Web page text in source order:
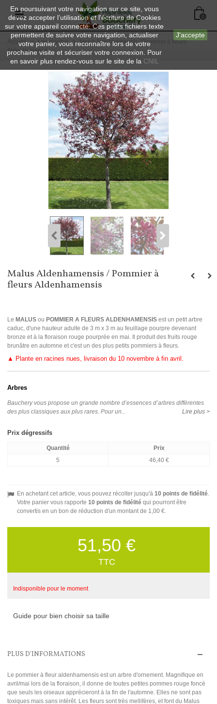
En poursuivant votre navigation sur ce site, vous
devez accepter l’utilisation et l'écriture de Cookies
sur votre appareil connecté. Ces petits fichiers texte
permettent de suivre votre navigation, actualiser
votre panier, vous reconnaître lors de votre
prochaine visite et sécuriser votre connexion. Pour
en savoir plus rendez-vous sur le site de la CNIL
J'accepte
0
Accueil > Les plantes >
Malus Aldenhamensis / Pommier à fleurs
Aldenhamensis
Malus Aldenhamensis / Pommier à
fleurs Aldenhamensis
Le MALUS ou POMMIER A FLEURS ALDENHAMENSIS est un petit arbre
caduc, d'une hauteur adulte de 3 m x 3 m au feuillage pourpre devenant
bronze et à la floraison rouge pourprée en mai. Il produit des fruits rouge
brunâtre en automne et c'est un des plus petits pommiers à fleurs.
▲ Plante en racines nues, livraison du 10 novembre à fin avril.
Arbres
Bauchery vous propose un grande nombre d’essences d’arbres différentes
des plus classiques aux plus rares. Pour un...
Lire plus >
Prix dégressifs
Quantité
Prix
5
46,40 €
En achetant cet article, vous pouvez récolter jusqu'à 10 points de fidélité.
Votre panier vous rapporte 10 points de fidélité qui pourront être
convertis en un bon de réduction d'un montant de 1,00 €.
51,50 €
TTC
Indisponible pour le moment
Guide pour bien choisir sa taille
PLUS D'INFORMATIONS
Le pommier à fleur aldenhamensis est un arbre d'ornement. Magnifique en
avril/mai lors de la floraison, il donne de toutes petites pommes rouge foncé
que seuls les oiseaux apprécieront à la fin de l'automne. Elles ne sont pas
toxiques mais sans intérêt. Les fleurs sont très mellifères, et font du Malus